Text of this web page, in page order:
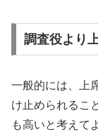
調査役より
一般的には、上
け止められるこ
も高いと考えて